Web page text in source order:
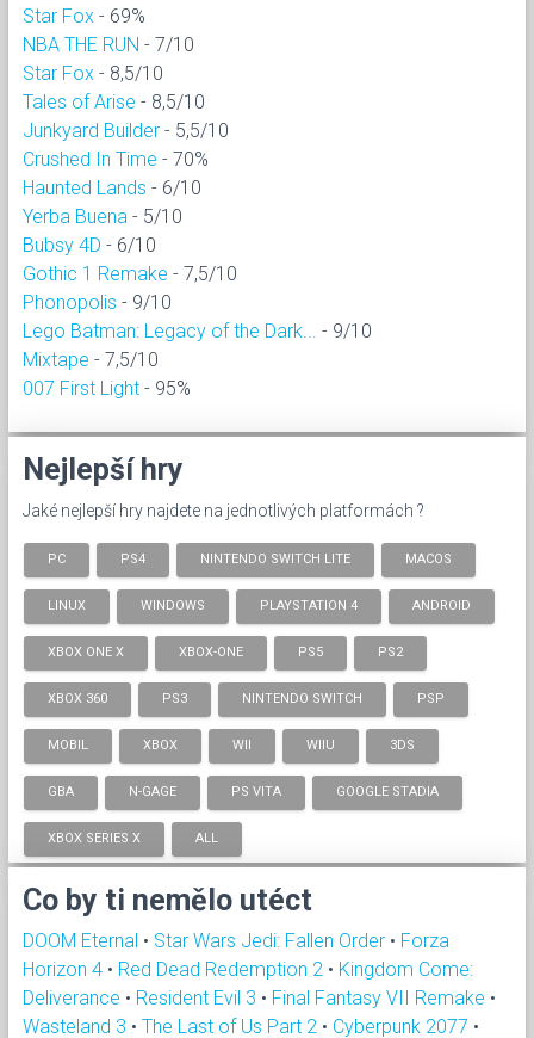
Star Fox - 69%
NBA THE RUN - 7/10
Star Fox - 8,5/10
Tales of Arise - 8,5/10
Junkyard Builder - 5,5/10
Crushed In Time - 70%
Haunted Lands - 6/10
Yerba Buena - 5/10
Bubsy 4D - 6/10
Gothic 1 Remake - 7,5/10
Phonopolis - 9/10
Lego Batman: Legacy of the Dark...
- 9/10
Mixtape - 7,5/10
007 First Light - 95%
Nejlepší hry
Jaké nejlepší hry najdete na jednotlivých platformách ?
PC PS4 NINTENDO SWITCH LITE MACOS
LINUX WINDOWS PLAYSTATION 4 ANDROID
XBOX ONE X XBOX-ONE PS5 PS2
XBOX 360 PS3 NINTENDO SWITCH PSP
MOBIL XBOX WII WIIU 3DS
GBA N-GAGE PS VITA GOOGLE STADIA
XBOX SERIES X ALL
Co by ti nemělo utéct
DOOM Eternal • Star Wars Jedi: Fallen Order • Forza
Horizon 4 • Red Dead Redemption 2 • Kingdom Come:
Deliverance • Resident Evil 3 • Final Fantasy VII Remake •
Wasteland 3 • The Last of Us Part 2 • Cyberpunk 2077 •